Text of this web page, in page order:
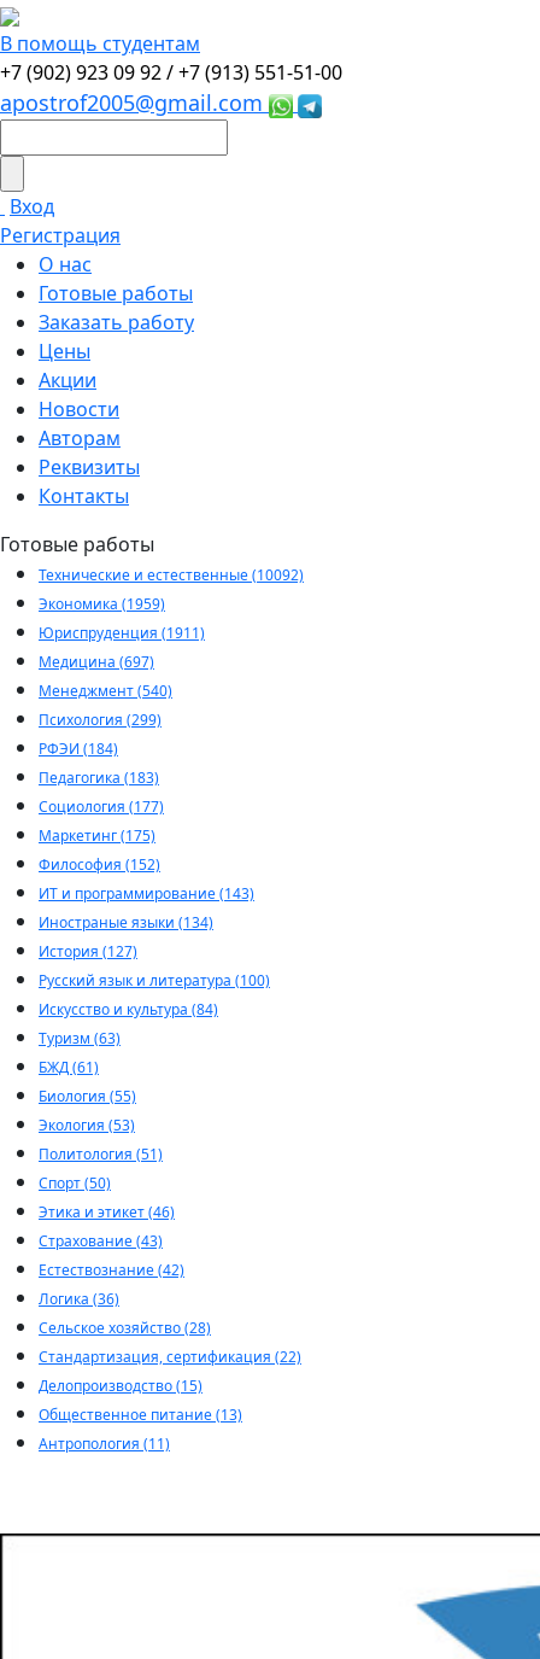
В помощь студентам
+7 (902) 923 09 92 /+7 (913) 551-51-00
apostrof2005@gmail.com
Вход
Регистрация
О нас
Готовые работы
Заказать работу
Цены
Акции
Новости
Авторам
Реквизиты
Контакты
Готовые работы
Технические и естественные (10092)
Экономика (1959)
Юриспруденция (1911)
Медицина (697)
Менеджмент (540)
Психология (299)
РФЭИ (184)
Педагогика (183)
Социология (177)
Маркетинг (175)
Философия (152)
ИТ и программирование (143)
Иностраные языки (134)
История (127)
Русский язык и литература (100)
Искусство и культура (84)
Туризм (63)
БЖД (61)
Биология (55)
Экология (53)
Политология (51)
Спорт (50)
Этика и этикет (46)
Страхование (43)
Естествознание (42)
Логика (36)
Сельское хозяйство (28)
Стандартизация, сертификация (22)
Делопроизводство (15)
Общественное питание (13)
Антропология (11)